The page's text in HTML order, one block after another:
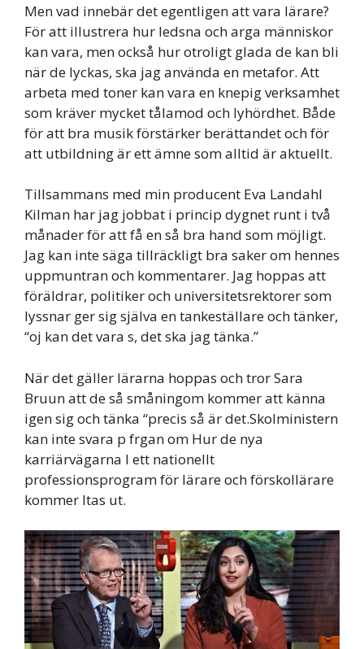
Men vad innebär det egentligen att vara lärare?
För att illustrera hur ledsna och arga människor
kan vara, men också hur otroligt glada de kan bli
när de lyckas, ska jag använda en metafor. Att
arbeta med toner kan vara en knepig verksamhet
som kräver mycket tålamod och lyhördhet. Både
för att bra musik förstärker berättandet och för
att utbildning är ett ämne som alltid är aktuellt.
Tillsammans med min producent Eva Landahl
Kilman har jag jobbat i princip dygnet runt i två
månader för att få en så bra hand som möjligt.
Jag kan inte säga tillräckligt bra saker om hennes
uppmuntran och kommentarer. Jag hoppas att
föräldrar, politiker och universitetsrektorer som
lyssnar ger sig själva en tankeställare och tänker,
“oj kan det vara s, det ska jag tänka.”
När det gäller lärarna hoppas och tror Sara
Bruun att de så småningom kommer att känna
igen sig och tänka “precis så är det.Skolministern
kan inte svara p frgan om Hur de nya
karriärvägarna I ett nationellt
professionsprogram för lärare och förskollärare
kommer ltas ut.